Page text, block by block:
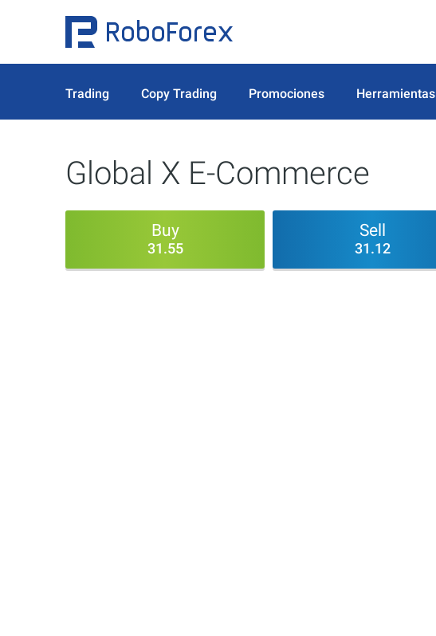
Trading Copy Trading Promociones Herramientas
Global X E-Commerce
Buy
31.55
Sell
31.12